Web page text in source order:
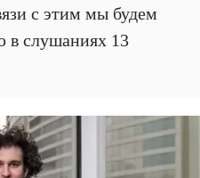
с этим мы будем
в слушаниях 13